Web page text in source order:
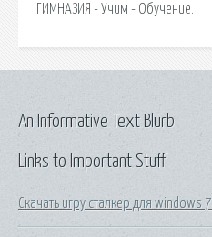
ГИМНАЗИЯ - Учим - Обучение.
Links to Important Stuff
Скачать игру сталкер для windows 7
An Informative Text Blurb